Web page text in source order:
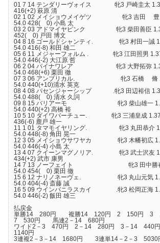
01 7 14 テンダリーヴォイス 牝3 戸崎圭
416(+2) 萩原 清
02 1 02 メイショウメイゲツ 牝3 吉田 豊
54.0 428( 0) 小島 太
03 2 03 アドマイヤピンク 牝3 柴田善臣
452( 0) 戸田 博文
04 8 16 ゴールドシャンティ. 牝3 村田一誠
54.0 416(-8) 和田 雄二
05 6 11 メジャーフォルム . 牝3 江田照男
54.0 446(-2) 大江原 哲
06 2 04 パイナワレア 牝3 大野拓弥
54.0 468(+6) 栗田 徹
07 3 06 アンブリカル. 牝3 石橋 脩
54.0 440(+10)清水 英克
08 4 08 パセンジャーシップ .牝3 田辺裕
54.0 488( 0) 清水 久詞
09 8 15 バリアーモ 牝3 柴山雄一
54.0 440(+2) 高橋 裕
10 5 10 ダイワバーチュー. 牝3 三浦皇成
436(-6) 鹿戸 雄一
11 1 01 タマモイヤリング. 牝3 丸田恭
54.0 448(-8) 角田 晃一
12 3 05 メイショウサワヤカ 牝3 木幡初広
54.0 446(-4) 小島 太
13 4 07 クイーンマグノリア. 牝3 武士沢友
434(+2) 武市 康男
14 7 13 ノーフェイト 牝3 田中勝春
54.0 454( 0) 栗田 徹
15 6 12 ナリノネーヴェ. 牝3 丸山元気
54.0 404(-4) 斎藤 誠
16 5 09 ウインバニラスカイ .牝3 松岡正
54.0 446(-2) 飯田 雄三
払戻金
単勝14 280円 複勝14 120円 2 150円 3
7 530円 馬連2－14 680円
ワイド2－3 470円 2－14 280円 3－14
1140円
3連複2－3－14 1680円 3連単14－2－3 5030